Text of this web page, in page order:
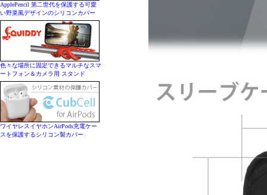
ApplePencil 第二世代を保護する可愛
い野菜風デザインのシリコンカバー
色々な場所に固定できるマルチなスマ
ートフォン＆カメラ用 スタンド
ワイヤレスイヤホンAirPods充電ケー
スを保護するシリコン製カバー